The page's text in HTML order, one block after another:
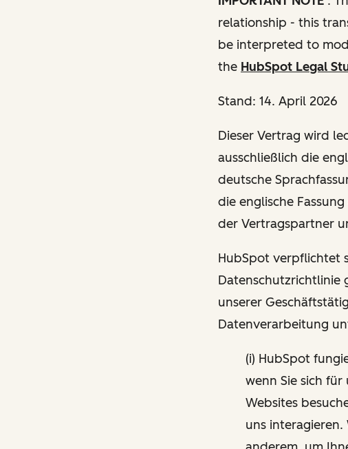
relationship - this
be interpreted to
the HubSpot Legal
Stand: 14. April 2026
Dieser Vertrag wird
ausschließlich die
deutsche
die englische
der Vertragspartner
HubSpot verpflichtet
Datenschutzrichtlinie
unserer
Datenverarbeitung
(i) HubSpot
wenn Sie sich
Websites
uns